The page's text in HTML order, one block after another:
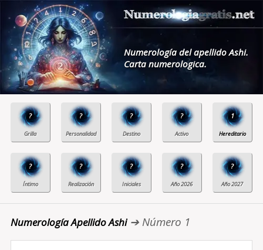
Numerología del apellido Ashi.
Carta numerologica.
? ? ? ? 1
? ? ? ? ?
Numerología Apellido Ashi➔ Número 1